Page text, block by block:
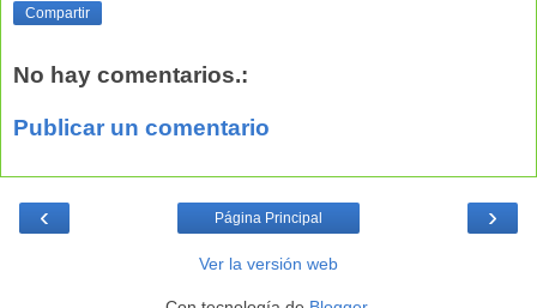
Compartir
No hay comentarios.:
Publicar un comentario
‹ ›
Página Principal
Ver la versión web